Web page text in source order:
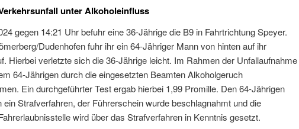
unter Alkoholeinfluss
gegen 14:21 Uhr befuhr eine 36-Jährige die B9 in Fahrtrichtung Speyer.
Dudenhofen fuhr ihr ein 64-Jähriger Mann von hinten auf ihr
Hierbei verletzte sich die 36-Jährige leicht. Im Rahmen der Unfallaufnahme
64-Jährigen durch die eingesetzten Beamten Alkoholgeruch
Ein durchgeführter Test ergab hierbei 1,99 Promille. Den 64-Jährigen
ein Strafverfahren, der Führerschein wurde beschlagnahmt und die
wird über das Strafverfahren in Kenntnis gesetzt.